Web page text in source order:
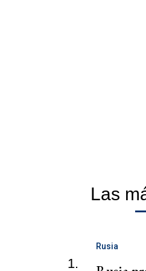
Las
1.
Rusia